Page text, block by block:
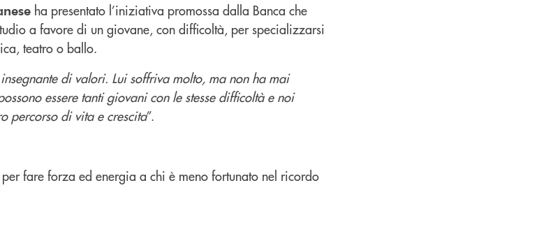
ha presentato l’iniziativa promossa dalla Banca che
a favore di un giovane, con difficoltà, per specializzarsi
teatro o ballo.
di valori. Lui soffriva molto, ma non ha mai
essere tanti giovani con le stesse difficoltà e noi
percorso di vita e crescita”.
fare forza ed energia a chi è meno fortunato nel ricordo